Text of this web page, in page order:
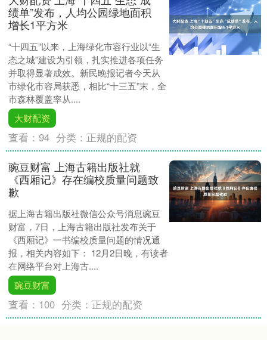
绩单”发布，人均公园绿地面积
增长1平方米
“十四五”以来，上海绿化市容行业以“生
态之城”建设为引领，扎实推进各项任务
并取得显著成效。新民晚报记者今天从
市绿化市容局获悉，相比“十三五”末，全
市森林覆盖率从....
大财配资
查看：94 分类： 正规的配资
豌豆财富 上海古籍出版社就
《西厢记》存在编校质量问题致
歉
据上海古籍出版社微信公众号消息豌豆
财富，7日，上海古籍出版社发布关于
《西厢记》一书编校质量问题的情况通
报，相关内容如下： 12月2日晚，有读者
在网络平台对上海古....
豌豆财富
查看： 100 分类： 正规的配资